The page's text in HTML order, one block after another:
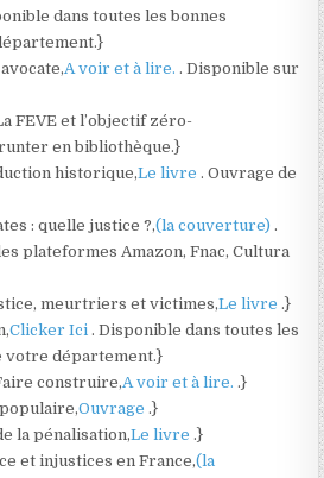
dans toutes les bonnes
A voir et à lire.. Disponible sur
FEVE et l’objectif zéro-
en bibliothèque.}
historique,Le livre. Ouvrage de
: quelle justice ?,(la couverture).
plateformes Amazon, Fnac, Cultura
meurtriers et victimes,Le livre.}
Clicker Ici. Disponible dans toutes les
votre département.}
construire,A voir et à lire..}
populaire,Ouvrage.}
la pénalisation,Le livre.}
et injustices en France,(la